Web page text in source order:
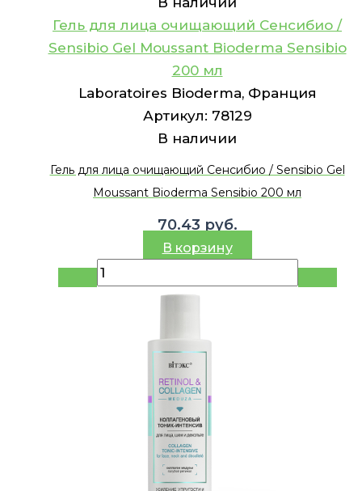
Гель для лица очищающий Сенсибио /
Sensibio Gel Moussant Bioderma Sensibio
200 мл
Laboratoires Bioderma, Франция
Артикул: 78129
В наличии
Гель для лица очищающий Сенсибио / Sensibio Gel
Moussant Bioderma Sensibio 200 мл
70.43 руб.
В корзину